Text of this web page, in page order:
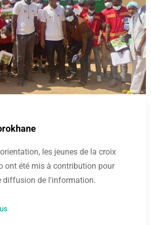
les jeunes de la croix
ont été mis à contribution pour
diffusion de l'information.